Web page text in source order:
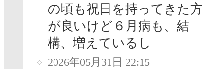
の頃も祝日を持ってきた方
が良いけど６月病も、結
構、増えているし
2026年05月31日 22:15